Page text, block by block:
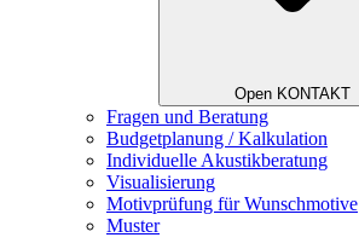
Open KONTAKT
Fragen und Beratung
Budgetplanung / Kalkulation
Individuelle Akustikberatung
Visualisierung
Motivprüfung für Wunschmotive
Muster